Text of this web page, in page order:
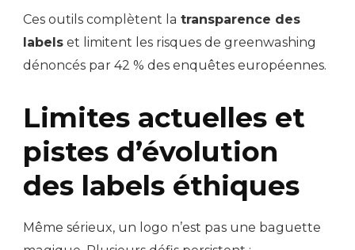
Ces outils complètent la transparence des
labels et limitent les risques de greenwashing
dénoncés par 42 % des enquêtes européennes.
Limites actuelles et
pistes d’évolution
des labels éthiques
Même sérieux, un logo n’est pas une baguette